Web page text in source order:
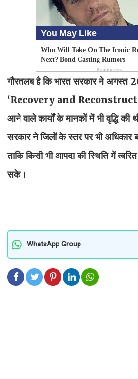
गौरतलब है कि भारत सरकार ने
‘Recovery and
आने वाले कार्यों के मानकों में भी वृद्धि की
सरकार ने जिलों के स्तर पर भी अधिकार
ताकि किसी भी आपदा की स्थिति में त्वरित
सके।
WhatsApp Group